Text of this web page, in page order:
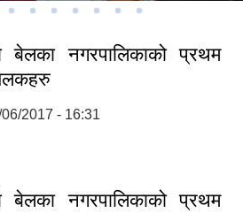
नगरपालिकाको प्रथम
2017 - 16:31
नगरपालिकाको प्रथम